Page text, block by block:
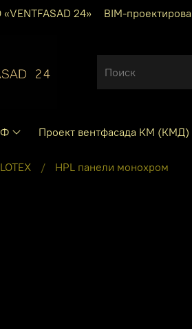
24» BIM-
Проект вентфасада КМ (КМД)
HPL панели монохром